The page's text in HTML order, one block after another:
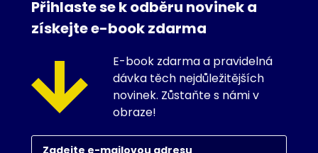
Přihlaste se k odběru novinek a
získejte e-book zdarma
E-book zdarma a pravidelná
dávka těch nejdůležitějších
novinek. Zůstaňte s námi v
obraze!